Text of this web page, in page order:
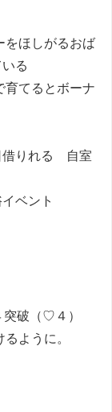
をほしがるおば
る
てるとボーナ
借りれる 自室
ベント
突破（♡４）
ように。